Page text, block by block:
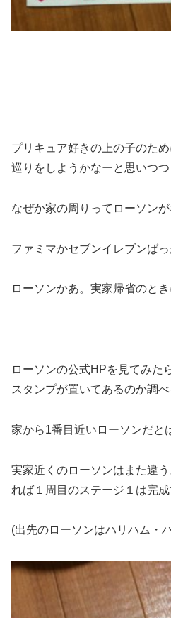
プリキュア好きの上の子のた
巡りをしようかなーと思いつつ
なぜか家の周りってローソン
ファミマかセブンイレブンばっ
ローソンかあ。実家帰省のとき
ローソンの公式HPを見てみた
スタンプが置いてあるのか調
家から1番目近いローソンだと
実家近くのローソンはまた違
れば１周目のステージ１は完成
(出先のローソンはハリハム・